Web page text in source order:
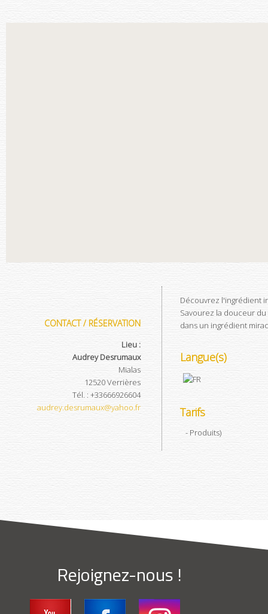
CONTACT / RÉSERVATION
Lieu :
Audrey Desrumaux
Mialas
12520Verrières
Tél. : +33666926604
audrey.desrumaux@yahoo.fr
Découvrez l'ingrédient
Savourez la douceur
dans un ingrédient
Langue(s)
Tarifs
- Produits)
Rejoignez-nous !